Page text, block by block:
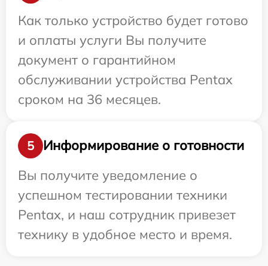
Как только устройство будет готово
и оплаты услуги Вы получите
документ о гарантийном
обслуживании устройства Pentax
сроком на 36 месяцев.
5
Информирование о готовности
Вы получите уведомление о
успешном тестировании техники
Pentax, и наш сотрудник привезет
технику в удобное место и время.